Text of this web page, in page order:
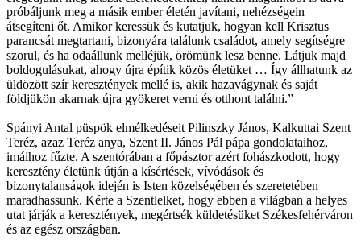
próbáljunk meg a másik ember életén javítani, nehézségein
átsegíteni őt. Amikor keressük és kutatjuk, hogyan kell Krisztus
parancsát megtartani, bizonyára találunk családot, amely segítségre
szorul, és ha odaállunk melléjük, örömünk lesz benne. Látjuk majd
boldogulásukat, ahogy újra építik közös életüket … Így állhatunk az
üldözött szír keresztények mellé is, akik hazavágynak és saját
földjükön akarnak újra gyökeret verni és otthont találni.”
Spányi Antal püspök elmélkedéseit Pilinszky János, Kalkuttai Szent
Teréz, azaz Teréz anya, Szent II. János Pál pápa gondolataihoz,
imáihoz fűzte. A szentórában a főpásztor azért fohászkodott, hogy
keresztény életünk útján a kísértések, vívódások és
bizonytalanságok idején is Isten közelségében és szeretetében
maradhassunk. Kérte a Szentlelket, hogy ebben a világban a helyes
utat járják a keresztények, megértsék küldetésüket Székesfehérváron
és az egész országban.